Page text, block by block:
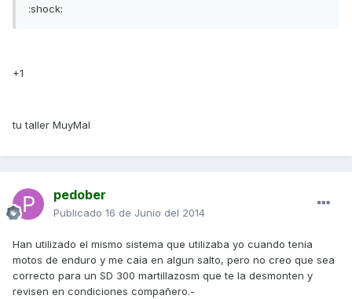
:shock:
+1
tu taller MuyMal
pedober
Publicado 16 de Junio del 2014
Han utilizado el mismo sistema que utilizaba yo cuando tenia
motos de enduro y me caía en algun salto, pero no creo que sea
correcto para un SD 300 martillazosm que te la desmonten y
revisen en condiciones compañero.-